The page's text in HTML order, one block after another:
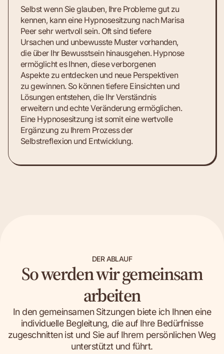
Selbst wenn Sie glauben, Ihre Probleme gut zu
kennen, kann eine Hypnosesitzung nach Marisa
Peer sehr wertvoll sein. Oft sind tiefere
Ursachen und unbewusste Muster vorhanden,
die über Ihr Bewusstsein hinausgehen. Hypnose
ermöglicht es Ihnen, diese verborgenen
Aspekte zu entdecken und neue Perspektiven
zu gewinnen. So können tiefere Einsichten und
Lösungen entstehen, die Ihr Verständnis
erweitern und echte Veränderung ermöglichen.
Eine Hypnosesitzung ist somit eine wertvolle
Ergänzung zu Ihrem Prozess der
Selbstreflexion und Entwicklung.
DER ABLAUF
So werden wir gemeinsam
arbeiten
In den gemeinsamen Sitzungen biete ich Ihnen eine
individuelle Begleitung, die auf Ihre Bedürfnisse
zugeschnitten ist und Sie auf Ihrem persönlichen Weg
unterstützt und führt.